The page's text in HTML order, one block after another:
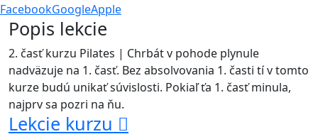
FacebookGoogleApple
Popis lekcie
2. časť kurzu Pilates | Chrbát v pohode plynule
nadväzuje na 1. časť. Bez absolvovania 1. časti tí v tomto
kurze budú unikať súvislosti. Pokiaľ ťa 1. časť minula,
najprv sa pozri na ňu.
Lekcie kurzu